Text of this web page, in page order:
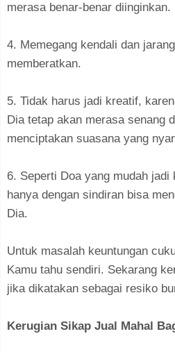
merasa benar-benar diinginkan.
4. Memegang kendali dan
memberatkan.
5. Tidak harus jadi kreatif,
Dia tetap akan merasa senang
menciptakan suasana yang
6. Seperti Doa yang mudah jadi
hanya dengan sindiran bisa
Dia.
Untuk masalah keuntungan
Kamu tahu sendiri. Sekarang
jika dikatakan sebagai resiko
Kerugian Sikap Jual Mahal